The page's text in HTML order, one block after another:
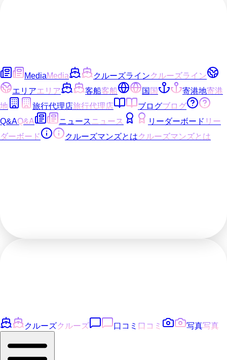
MediaMedia クルーズラインクルーズライン
エリアエリア 客船客船 国 国 寄港地寄港
地
旅行代理店旅行代理店 ブログブログ
Q&AQ&A ニュースニュース リーダーボード リー
ダーボード
クルーズマンズとはクルーズマンズとは
クルーズクルーズ 口コミ 口コミ 写真写真